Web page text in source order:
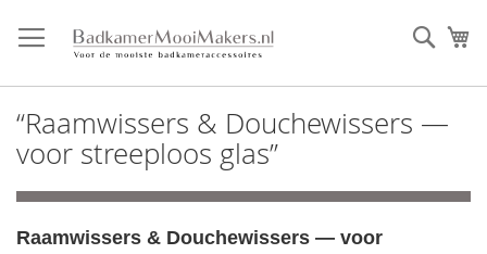
direct
door
inhoud
“Raamwissers & Douchewissers —
voor streeploos glas”
Raamwissers & Douchewissers — voor